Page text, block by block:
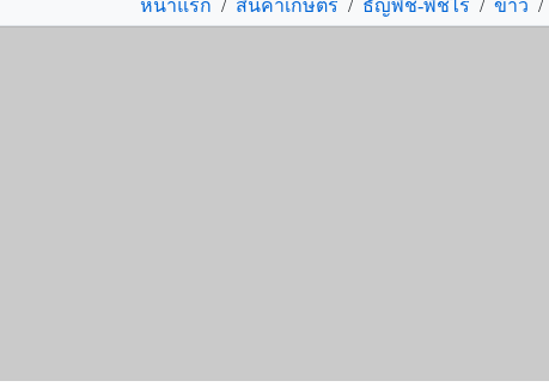
หน้าแรก / สินค้าเกษตร / ธัญพืช-พืชไร่ / ข้าว /